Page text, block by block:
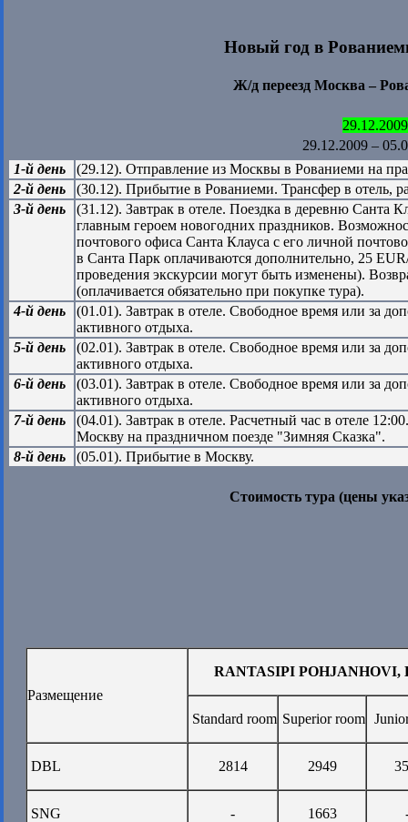
Новый год в
Ж/д переезд Москва –
29.12.2009
29.12.2009 –
1-й день
(29.12). Отправление из Москвы в Рованиеми на
2-й день
(30.12). Прибытие в Рованиеми. Трансфер в отель,
3-й день
(31.12). Завтрак в отеле. Поездка в деревню Санта
главным героем новогодних праздников.
почтового офиса Санта Клауса с его личной
в Санта Парк оплачиваются дополнительно, 25
проведения экскурсии могут быть изменены).
(оплачивается обязательно при покупке тура).
4-й день
(01.01). Завтрак в отеле. Свободное время или за
активного отдыха.
5-й день
(02.01). Завтрак в отеле. Свободное время или за
активного отдыха.
6-й день
(03.01). Завтрак в отеле. Свободное время или за
активного отдыха.
7-й день
(04.01). Завтрак в отеле. Расчетный час в отеле
Москву на праздничном поезде "Зимняя Сказка".
8-й день
(05.01). Прибытие в Москву.
Стоимость тура (цены
Размещение
RANTASIPI POHJANHOVI,
Standard room Superior room
DBL 2814 2949
SNG - 1663